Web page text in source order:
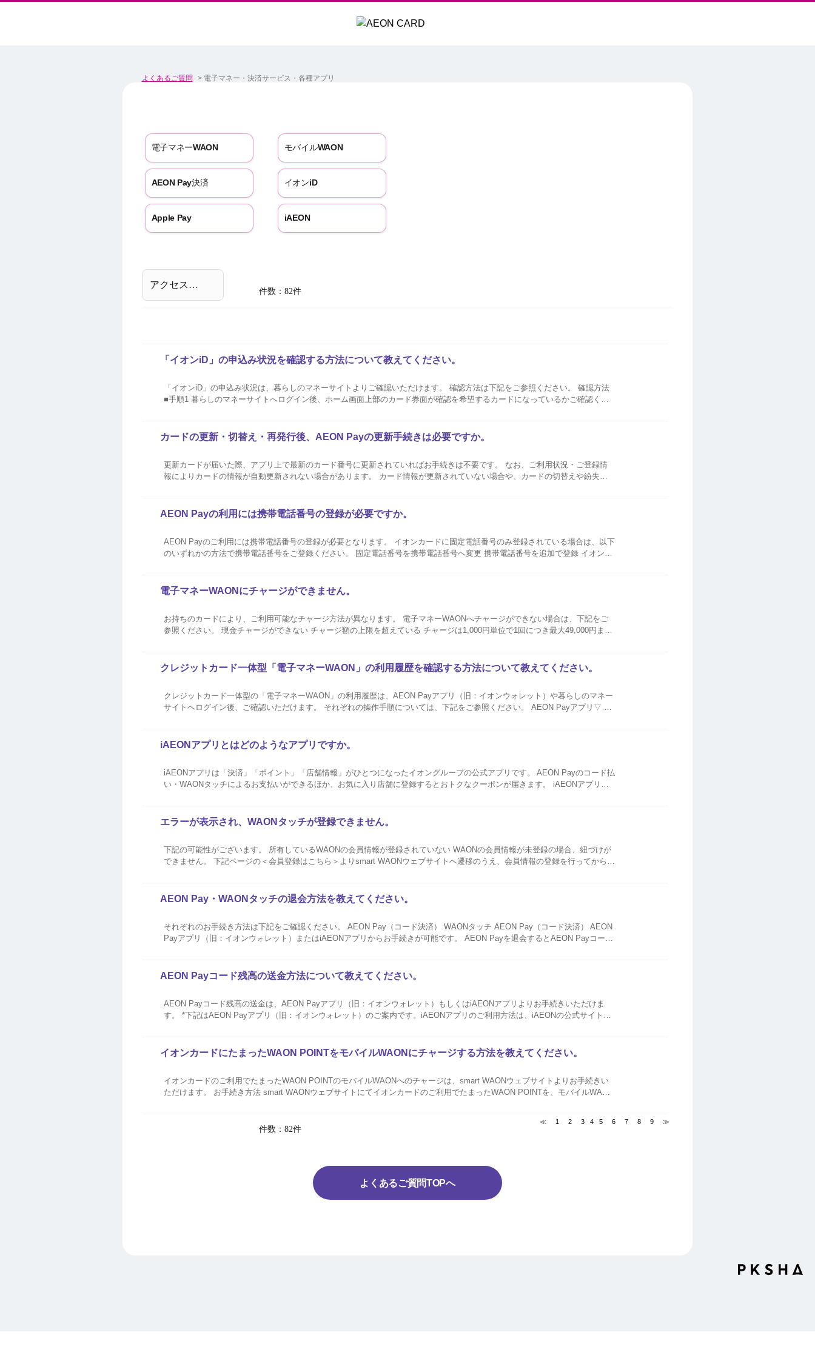
よくあるご質問 > 電子マネー・決済サービス・各種アプリ
電子マネーWAON モバイルWAON
AEON Pay決済 イオンiD
Apple Pay iAEON
件数：82件
「イオンiD」の申込み状況を確認する方法について教えてください。
「イオンiD」の申込み状況は、暮らしのマネーサイトよりご確認いただけます。 確認方法は下記をご参照ください。 確認方法
■手順1 暮らしのマネーサイトへログイン後、ホーム画面上部のカード券面が確認を希望するカードになっているかご確認くだ
カードの更新・切替え・再発行後、AEON Payの更新手続きは必要ですか。
更新カードが届いた際、アプリ上で最新のカード番号に更新されていればお手続きは不要です。 なお、ご利用状況・ご登録情
報によりカードの情報が自動更新されない場合があります。 カード情報が更新されていない場合や、カードの切替えや紛失に
AEON Payの利用には携帯電話番号の登録が必要ですか。
AEON Payのご利用には携帯電話番号の登録が必要となります。 イオンカードに固定電話番号のみ登録されている場合は、以下
のいずれかの方法で携帯電話番号をご登録ください。 固定電話番号を携帯電話番号へ変更 携帯電話番号を追加で登録 イオンカ
電子マネーWAONにチャージができません。
お持ちのカードにより、ご利用可能なチャージ方法が異なります。 電子マネーWAONへチャージができない場合は、下記をご
参照ください。 現金チャージができない チャージ額の上限を超えている チャージは1,000円単位で1回につき最大49,000円まで
クレジットカード一体型「電子マネーWAON」の利用履歴を確認する方法について教えてください。
クレジットカード一体型の「電子マネーWAON」の利用履歴は、AEON Payアプリ（旧：イオンウォレット）や暮らしのマネー
サイトへログイン後、ご確認いただけます。 それぞれの操作手順については、下記をご参照ください。 AEON Payアプリ▽ 暮
iAEONアプリとはどのようなアプリですか。
iAEONアプリは「決済」「ポイント」「店舗情報」がひとつになったイオングループの公式アプリです。 AEON Payのコード払
い・WAONタッチによるお支払いができるほか、お気に入り店舗に登録するとおトクなクーポンが届きます。 iAEONアプリに
エラーが表示され、WAONタッチが登録できません。
下記の可能性がございます。 所有しているWAONの会員情報が登録されていない WAONの会員情報が未登録の場合、紐づけが
できません。 下記ページの＜会員登録はこちら＞よりsmart WAONウェブサイトへ遷移のうえ、会員情報の登録を行ってから、
AEON Pay・WAONタッチの退会方法を教えてください。
それぞれのお手続き方法は下記をご確認ください。 AEON Pay（コード決済） WAONタッチ AEON Pay（コード決済） AEON
Payアプリ（旧：イオンウォレット）またはiAEONアプリからお手続きが可能です。 AEON Payを退会するとAEON Payコード
AEON Payコード残高の送金方法について教えてください。
AEON Payコード残高の送金は、AEON Payアプリ（旧：イオンウォレット）もしくはiAEONアプリよりお手続きいただけま
す。 *下記はAEON Payアプリ（旧：イオンウォレット）のご案内です。iAEONアプリのご利用方法は、iAEONの公式サイトを
イオンカードにたまったWAON POINTをモバイルWAONにチャージする方法を教えてください。
イオンカードのご利用でたまったWAON POINTのモバイルWAONへのチャージは、smart WAONウェブサイトよりお手続きい
ただけます。 お手続き方法 smart WAONウェブサイトにてイオンカードのご利用でたまったWAON POINTを、モバイルWAON
件数：82件
≪ 1 2 3 4 5 6 7 8 9 ≫
よくあるご質問TOPへ